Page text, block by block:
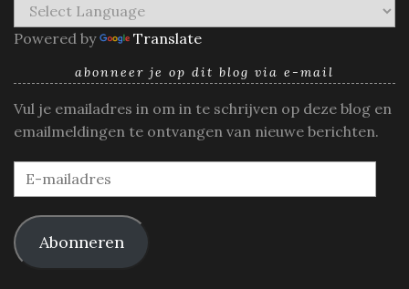
Powered by Translate
abonneer je op dit blog via e-mail
Vul je emailadres in om in te schrijven op deze blog en
emailmeldingen te ontvangen van nieuwe berichten.
E-
mailadres
Abonneren